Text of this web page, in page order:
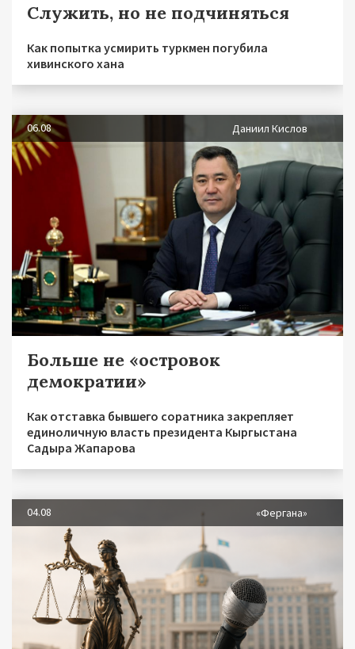
Служить, но не подчиняться
Как попытка усмирить туркмен погубила
хивинского хана
06.08 Даниил Кислов
Больше не «островок
демократии»
Как отставка бывшего соратника закрепляет
единоличную власть президента Кыргыстана
Садыра Жапарова
04.08 «Фергана»